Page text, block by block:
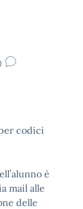
codici
è
mail alle
delle